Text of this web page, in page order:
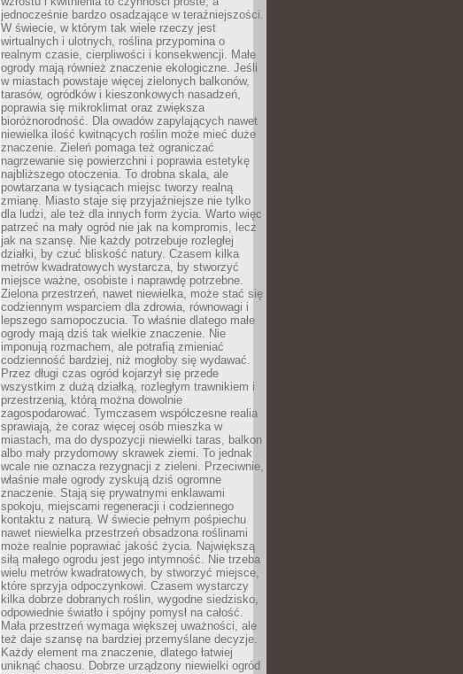
jednocześnie bardzo osadzające w teraźniejszości.
W świecie, w którym tak wiele rzeczy jest
wirtualnych i ulotnych, roślina przypomina o
realnym czasie, cierpliwości i konsekwencji. Małe
ogrody mają również znaczenie ekologiczne. Jeśli
w miastach powstaje więcej zielonych balkonów,
tarasów, ogródków i kieszonkowych nasadzeń,
poprawia się mikroklimat oraz zwiększa
bioróżnorodność. Dla owadów zapylających nawet
niewielka ilość kwitnących roślin może mieć duże
znaczenie. Zieleń pomaga też ograniczać
nagrzewanie się powierzchni i poprawia estetykę
najbliższego otoczenia. To drobna skala, ale
powtarzana w tysiącach miejsc tworzy realną
zmianę. Miasto staje się przyjaźniejsze nie tylko
dla ludzi, ale też dla innych form życia. Warto więc
patrzeć na mały ogród nie jak na kompromis, lecz
jak na szansę. Nie każdy potrzebuje rozległej
działki, by czuć bliskość natury. Czasem kilka
metrów kwadratowych wystarcza, by stworzyć
miejsce ważne, osobiste i naprawdę potrzebne.
Zielona przestrzeń, nawet niewielka, może stać się
codziennym wsparciem dla zdrowia, równowagi i
lepszego samopoczucia. To właśnie dlatego małe
ogrody mają dziś tak wielkie znaczenie. Nie
imponują rozmachem, ale potrafią zmieniać
codzienność bardziej, niż mogłoby się wydawać.
Przez długi czas ogród kojarzył się przede
wszystkim z dużą działką, rozległym trawnikiem i
przestrzenią, którą można dowolnie
zagospodarować. Tymczasem współczesne realia
sprawiają, że coraz więcej osób mieszka w
miastach, ma do dyspozycji niewielki taras, balkon
albo mały przydomowy skrawek ziemi. To jednak
wcale nie oznacza rezygnacji z zieleni. Przeciwnie,
właśnie małe ogrody zyskują dziś ogromne
znaczenie. Stają się prywatnymi enklawami
spokoju, miejscami regeneracji i codziennego
kontaktu z naturą. W świecie pełnym pośpiechu
nawet niewielka przestrzeń obsadzona roślinami
może realnie poprawiać jakość życia. Największą
siłą małego ogrodu jest jego intymność. Nie trzeba
wielu metrów kwadratowych, by stworzyć miejsce,
które sprzyja odpoczynkowi. Czasem wystarczy
kilka dobrze dobranych roślin, wygodne siedzisko,
odpowiednie światło i spójny pomysł na całość.
Mała przestrzeń wymaga większej uważności, ale
też daje szansę na bardziej przemyślane decyzje.
Każdy element ma znaczenie, dlatego łatwiej
uniknąć chaosu. Dobrze urządzony niewielki ogród